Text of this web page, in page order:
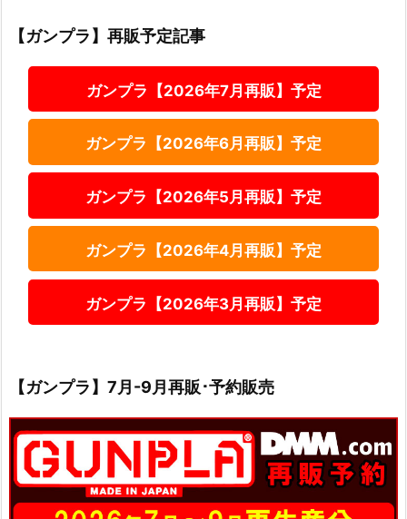
【ガンプラ】再販予定記事
ガンプラ【2026年7月再販】予定
ガンプラ【2026年6月再販】予定
ガンプラ【2026年5月再販】予定
ガンプラ【2026年4月再販】予定
ガンプラ【2026年3月再販】予定
【ガンプラ】7月-9月再販･予約販売